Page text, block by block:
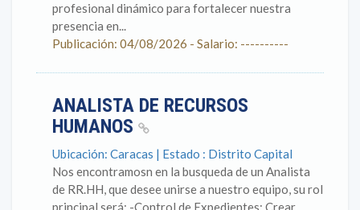
profesional dinámico para fortalecer nuestra
presencia en...
Publicación: 04/08/2026 - Salario: ----------
ANALISTA DE RECURSOS
HUMANOS
Ubicación: Caracas | Estado : Distrito Capital
Nos encontramosn en la busqueda de un Analista
de RR.HH, que desee unirse a nuestro equipo, su rol
principal será: -Control de Expedientes: Crear,